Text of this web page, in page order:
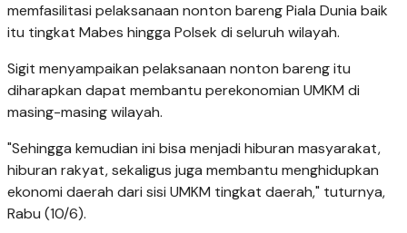
memfasilitasi pelaksanaan nonton bareng Piala Dunia baik
itu tingkat Mabes hingga Polsek di seluruh wilayah.
Sigit menyampaikan pelaksanaan nonton bareng itu
diharapkan dapat membantu perekonomian UMKM di
masing-masing wilayah.
"Sehingga kemudian ini bisa menjadi hiburan masyarakat,
hiburan rakyat, sekaligus juga membantu menghidupkan
ekonomi daerah dari sisi UMKM tingkat daerah," tuturnya,
Rabu (10/6).